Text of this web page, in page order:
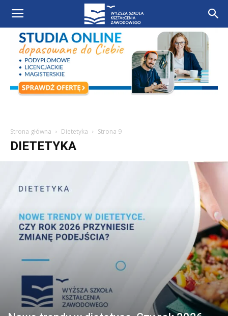
Strona główna Dietetyka Strona 9
DIETETYKA